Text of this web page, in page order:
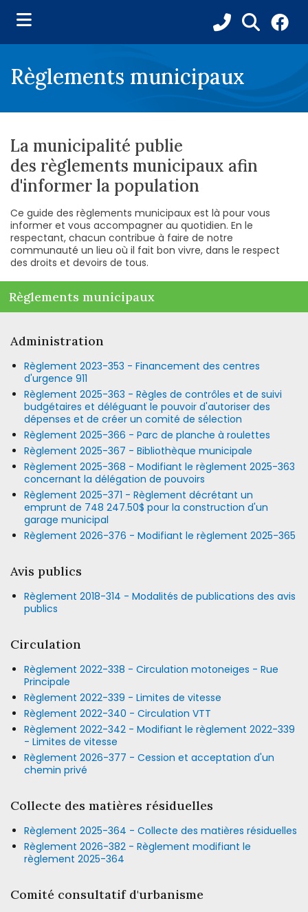
(Conseil municipal )
(Services aux citoyens )
(Budget et taxes )
(Loisirs et culture )
(Tourisme )
Règlements municipaux
La municipalité publie
des règlements municipaux afin
d'informer la population
Ce guide des règlements municipaux est là pour vous
informer et vous accompagner au quotidien. En le
respectant, chacun contribue à faire de notre
communauté un lieu où il fait bon vivre, dans le respect
des droits et devoirs de tous.
Règlements municipaux
Administration
Règlement 2023-353 - Financement des centres
d'urgence 911
Règlement 2025-363 - Règles de contrôles et de suivi
budgétaires et déléguant le pouvoir d'autoriser des
dépenses et de créer un comité de sélection
Règlement 2025-366 - Parc de planche à roulettes
Règlement 2025-367 - Bibliothèque municipale
Règlement 2025-368 - Modifiant le règlement 2025-363
concernant la délégation de pouvoirs
Règlement 2025-371 - Règlement décrétant un
emprunt de 748 247.50$ pour la construction d'un
garage municipal
Règlement 2026-376 - Modifiant le règlement 2025-365
Avis publics
Règlement 2018-314 - Modalités de publications des avis
publics
Circulation
Règlement 2022-338 - Circulation motoneiges - Rue
Principale
Règlement 2022-339 - Limites de vitesse
Règlement 2022-340 - Circulation VTT
Règlement 2022-342 - Modifiant le règlement 2022-339
- Limites de vitesse
Règlement 2026-377 - Cession et acceptation d'un
chemin privé
Collecte des matières résiduelles
Règlement 2025-364 - Collecte des matières résiduelles
Règlement 2026-382 - Règlement modifiant le
règlement 2025-364
Comité consultatif d'urbanisme